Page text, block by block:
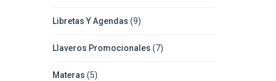
Libretas Y Agendas (9)
Llaveros Promocionales (7)
Materas (5)